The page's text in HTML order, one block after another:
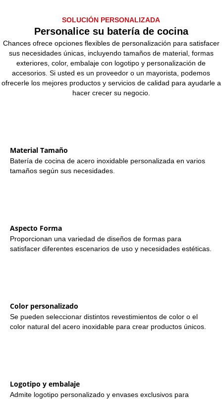
SOLUCIÓN PERSONALIZADA
Personalice su batería de cocina
Chances ofrece opciones flexibles de personalización para satisfacer
sus necesidades únicas, incluyendo tamaños de material, formas
exteriores, color, embalaje con logotipo y personalización de
accesorios. Si usted es un proveedor o un mayorista, podemos
ofrecerle los mejores productos y servicios de calidad para ayudarle a
hacer crecer su negocio.
Material Tamaño
Batería de cocina de acero inoxidable personalizada en varios
tamaños según sus necesidades.
Aspecto Forma
Proporcionan una variedad de diseños de formas para
satisfacer diferentes escenarios de uso y necesidades estéticas.
Color personalizado
Se pueden seleccionar distintos revestimientos de color o el
color natural del acero inoxidable para crear productos únicos.
Logotipo y embalaje
Admite logotipo personalizado y envases exclusivos para